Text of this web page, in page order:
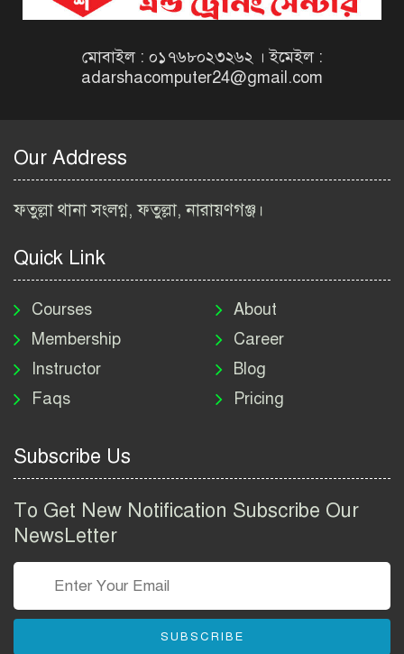
বেসরকারি সংস্থা সেতু (SETU)
Job Circular 2026
২০২৬ | BIWTA Job Circular
নিয়োগ বিজ্ঞপ্তি ২০২৬ | DNC
Job Circular 2026
পাসপোর্ট করতে কি কি লাগে
২০২৬ | ই-পাসপোর্ট আবেদন ও
Group Job Circular 2026
তথ্য অধিদপ্তর নিয়োগ বিজ্ঞপ্তি
মোবাইল : ০১৭৬৮০২৩২৬২ । ইমেইল :
adarshacomputer24@gmail.com
Our Address
ফতুল্লা থানা সংলগ্ন, ফতুল্লা, নারায়ণগঞ্জ।
Quick Link
Courses
Membership
Instructor
Faqs
About
Career
Blog
Pricing
Subscribe Us
To Get New Notification Subscribe Our
NewsLetter
SUBSCRIBE